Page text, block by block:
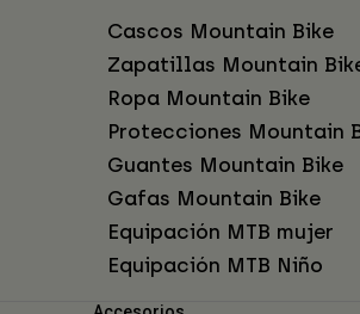
Cascos Mountain Bike
Zapatillas Mountain
Ropa Mountain Bike
Protecciones Mountain
Guantes Mountain Bike
Gafas Mountain Bike
Equipación MTB mujer
Equipación MTB Niño